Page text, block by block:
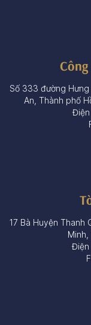
Số 333 đường
An, Thành phố
17 Bà Huyện Thanh
Minh,
Điện